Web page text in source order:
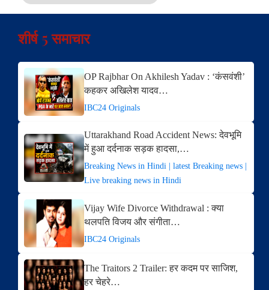
शीर्ष 5 समाचार
OP Rajbhar On Akhilesh Yadav : ‘कंसवंशी’
कहकर अखिलेश यादव…
IBC24 Originals
Uttarakhand Road Accident News: देवभूमि
में हुआ दर्दनाक सड़क हादसा,…
Breaking News in Hindi | latest Breaking news |
Live breaking news in Hindi
Vijay Wife Divorce Withdrawal : क्या
थलपति विजय और संगीता…
IBC24 Originals
The Traitors 2 Trailer: हर कदम पर साजिश,
हर चेहरे…